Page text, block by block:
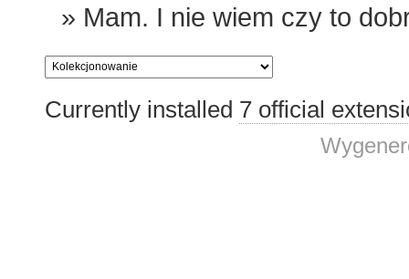
» Mam. I nie wiem czy to
Currently installed 7 official